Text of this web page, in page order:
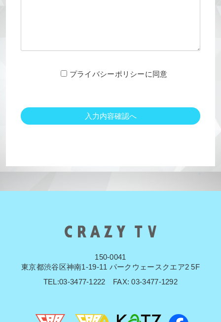
プライバシーポリシーに同意
150-0041
東京都渋谷区神南1-19-11 パークウェースクエア2 5F
TEL:03-3477-1222 FAX: 03-3477-1292